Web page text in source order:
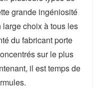
grande ingéniosité
choix à tous les
du fabricant porte
sur le plus
il est temps de